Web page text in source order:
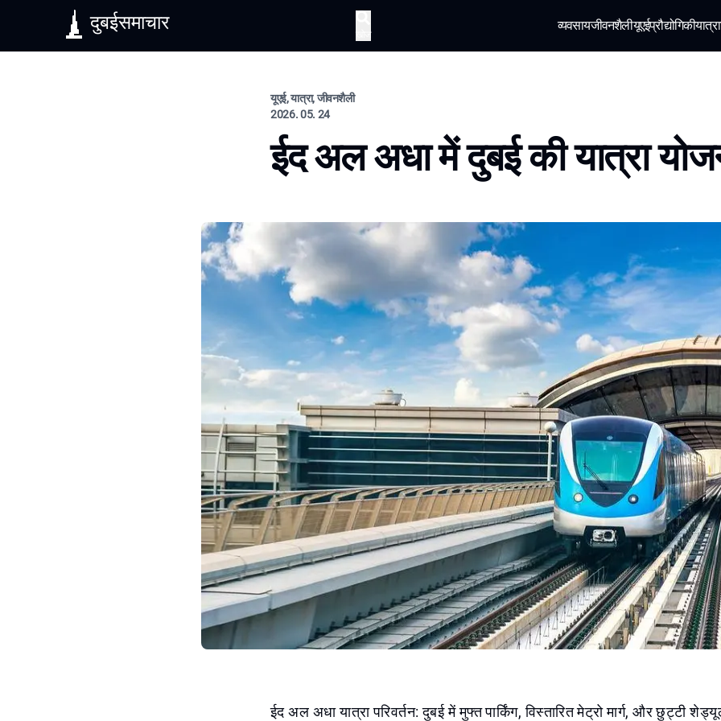
दुबईसमाचार व्यवसायजीवनशैलीयूएईप्रौद्योगिकीयात्रा
यूएई, यात्रा, जीवनशैली
2026. 05. 24
ईद अल अधा में दुबई की यात्रा
ईद अल अधा यात्रा परिवर्तन: दुबई में मुफ्त पार्किंग, विस्तारित मेट्रो मार्ग, और छुट्टी